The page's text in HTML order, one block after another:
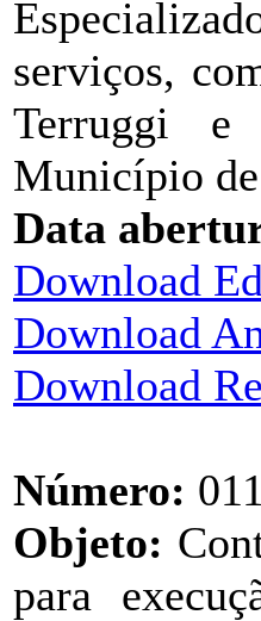
serviços,
Terruggi e
Município
Data
Download
Download
Download
Número:
Objeto:
para